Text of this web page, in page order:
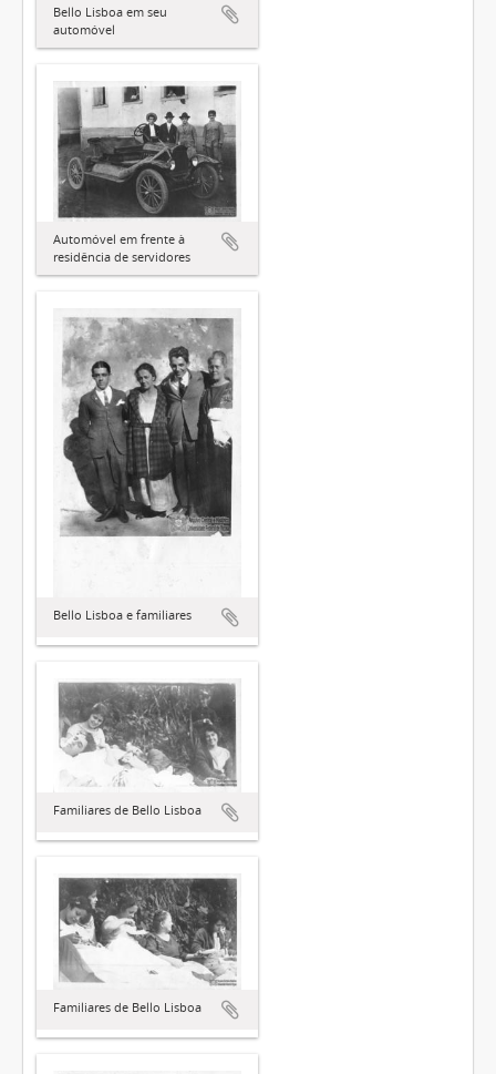
Bello Lisboa em seu
automóvel
Automóvel em frente à
residência de servidores
Bello Lisboa e familiares
Familiares de Bello Lisboa
Familiares de Bello Lisboa